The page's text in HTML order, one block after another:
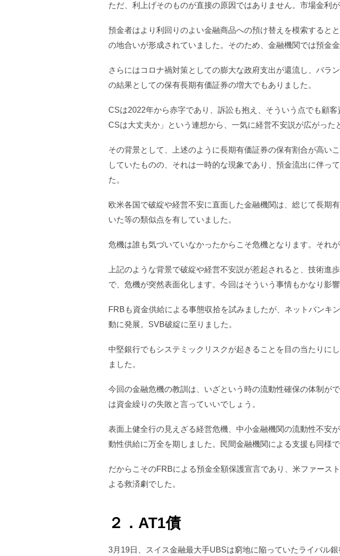
ただ、利上げそのものが直接の原因ではありません。市場金利
預金者はより利回りのよい金融商品への預け替えを模索すると
の地合いが形成されていました。そのため、金融機関では預金
さらにはコロナ禍対策としての膨大な政府支出が還流し、バラ
の結果としての保有長期有価証券の増大でもありました。
CSは2022年から赤字であり、訴訟も抱え、そういう点でも顧
CSは大丈夫か」という連想から、一気に経営不安説が広がった
その背景として、上述のように長期有価証券の保有割合が高い
していたものの、それは一時的な現象であり、預金流出に伴っ
た。
欧米各国で破綻や経営不安に直面した金融機関は、総じて長期
いた等の類似点を有していました。
危機は誰も気づいていなかったからこそ危機となります。それ
上記のような背景で破綻や経営不安説が惹起されると、技術
で、危機が突然表面化します。今回はそういう事情もかなり影響
FRBも資金供給による事態収拾を試みましたが、ネットバンキ
動に発展。SVB破綻に至りました。
中堅銀行でもシステミックリスクが起きることを目の当たりに
ました。
今回の金融危機の教訓は、いざという時の流動性確保の体制が
は資金繰りの失敗と言っていいでしょう。
表面上健全行の見えざる経営危機、中小金融機関の流動性不安
動性供給に万全を期しました。民間金融機関による支援も同様で
だからこそのFRBによる預金全額保護宣言であり、米ファース
よる救済劇でした。
２．AT1債
3月19日、スイス金融最大手UBSは窮地に陥っていたライバル